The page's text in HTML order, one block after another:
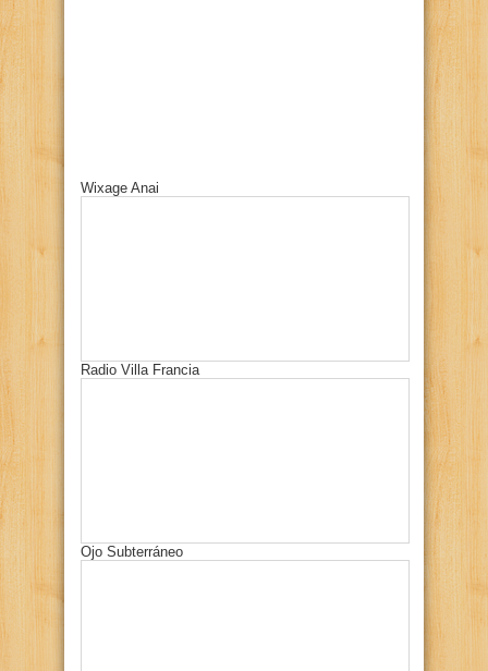
Wixage Anai
Radio Villa Francia
Ojo Subterráneo